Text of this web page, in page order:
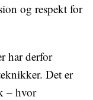
og respekt for
har derfor
Det er
– hvor